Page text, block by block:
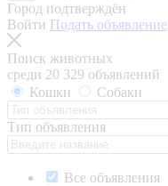
Город подтверждён
Войти Подать объявление
Поиск животных
среди 20 329 объявлений
Кошки
Собаки
Тип объявления
Все объявления